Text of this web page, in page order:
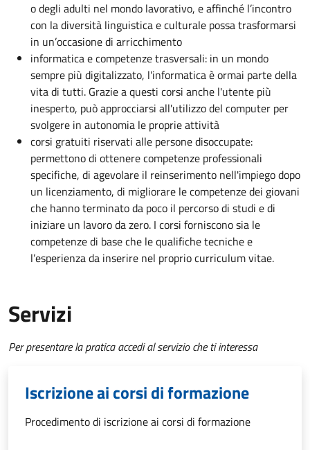
o degli adulti nel mondo lavorativo, e affinché l’incontro
con la diversità linguistica e culturale possa trasformarsi
in un’occasione di arricchimento
informatica e competenze trasversali: in un mondo
sempre più digitalizzato, l'informatica è ormai parte della
vita di tutti. Grazie a questi corsi anche l'utente più
inesperto, può approcciarsi all'utilizzo del computer per
svolgere in autonomia le proprie attività
corsi gratuiti riservati alle persone disoccupate:
permettono di ottenere competenze professionali
specifiche, di agevolare il reinserimento nell'impiego dopo
un licenziamento, di migliorare le competenze dei giovani
che hanno terminato da poco il percorso di studi e di
iniziare un lavoro da zero. I corsi forniscono sia le
competenze di base che le qualifiche tecniche e
l’esperienza da inserire nel proprio curriculum vitae.
Servizi
Per presentare la pratica accedi al servizio che ti interessa
Iscrizione ai corsi di formazione
Procedimento di iscrizione ai corsi di formazione